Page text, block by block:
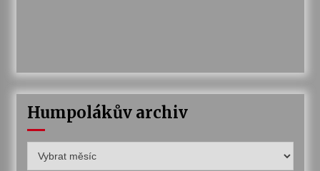
Humpolákův archiv
archiv